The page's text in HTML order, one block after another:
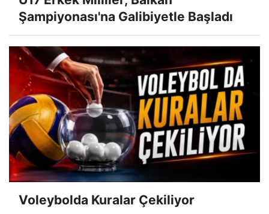
Şampiyonası'na Galibiyetle Başladı
Voleybolda Kuralar Çekiliyor